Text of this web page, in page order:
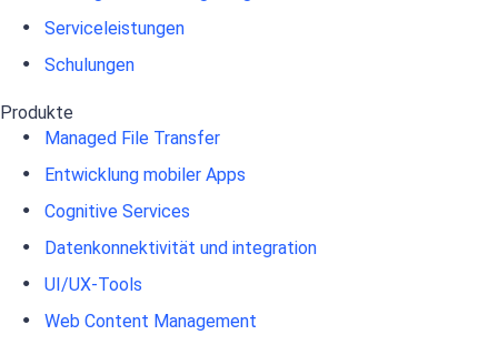
Serviceleistungen
Schulungen
Produkte
Managed File Transfer
Entwicklung mobiler Apps
Cognitive Services
Datenkonnektivität und integration
UI/UX-Tools
Web Content Management